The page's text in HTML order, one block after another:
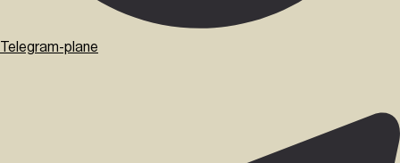
Telegram-plane